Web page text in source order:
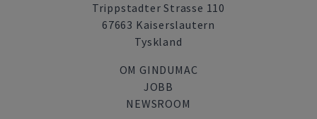
Trippstadter Strasse 110
67663 Kaiserslautern
Tyskland
OM GINDUMAC
JOBB
NEWSROOM